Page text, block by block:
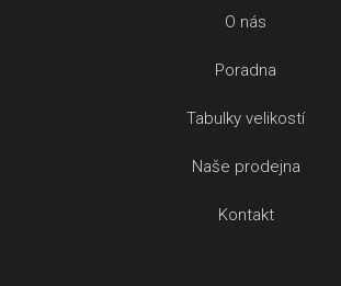
O nás
Poradna
Tabulky velikostí
Naše prodejna
Kontakt